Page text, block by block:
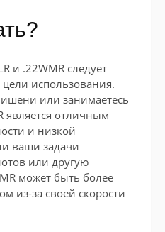
и .22WMR следует
использования.
или занимаетесь
является отличным
и низкой
ваши задачи
или другую
может быть более
из-за своей скорости